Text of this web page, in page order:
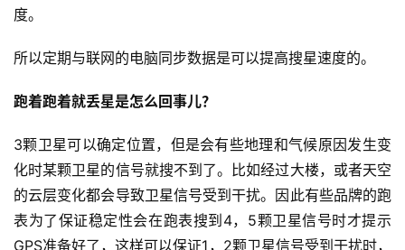
度。
所以定期与联网的电脑同步数据是可以提高搜星速度的。
跑着跑着就丢星是怎么回事儿？
3颗卫星可以确定位置，但是会有些地理和气候原因发生变
化时某颗卫星的信号就搜不到了。比如经过大楼，或者天空
的云层变化都会导致卫星信号受到干扰。因此有些品牌的跑
表为了保证稳定性会在跑表搜到4，5颗卫星信号时才提示
GPS准备好了，这样可以保证1，2颗卫星信号受到干扰时，